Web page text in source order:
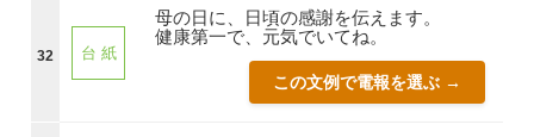
32 台 紙
母の日に、日頃の感謝を伝えます。
健康第一で、元気でいてね。
この文例で電報を選ぶ →